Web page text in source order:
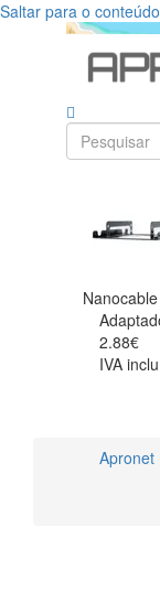
Saltar para o
Nanocable
2.88€
IVA
Apronet